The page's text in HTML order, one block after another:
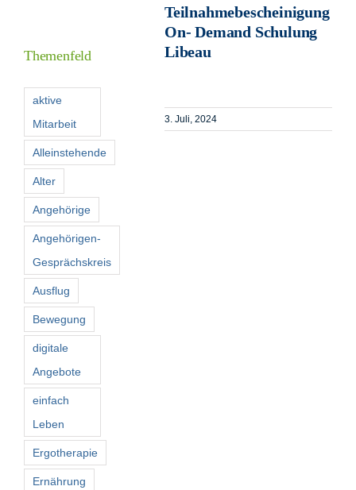
Kontakt
Suche
nach:
Teilnahmebescheinigung
On- Demand Schulung
Libeau
3. Juli, 2024
Themenfeld
aktive
Mitarbeit
Alleinstehende
Alter
Angehörige
Angehörigen-
Gesprächskreis
Ausflug
Bewegung
digitale
Angebote
einfach
Leben
Ergotherapie
Ernährung